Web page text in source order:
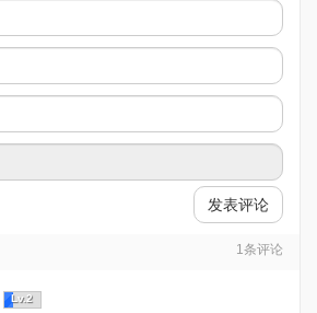
发表评论
1条评论
Lv.2